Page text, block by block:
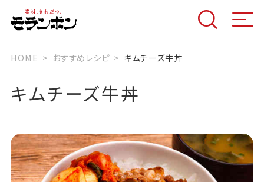
HOME おすすめレシピ キムチーズ牛丼
キムチーズ牛丼